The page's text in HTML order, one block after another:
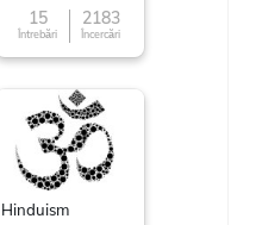
15
Întrebări
2183
Încercări
Hinduism